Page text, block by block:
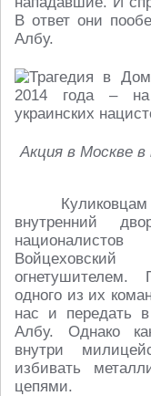
В ответ они
Албу.
Акция в Москве
внутренний
огнетушителем.
одного из их
нас и передать
Албу. Однако
внутри
избивать
цепями.